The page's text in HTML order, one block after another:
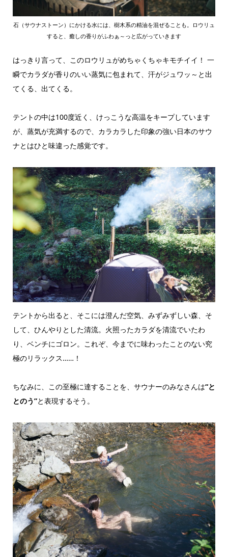
石（サウナストーン）にかける水には、樹木系の精油を混ぜることも。ロウリュ
すると、癒しの香りがふわぁ～っと広がっていきます
はっきり言って、このロウリュがめちゃくちゃキモチイイ！ 一
瞬でカラダが香りのいい蒸気に包まれて、汗がジュワッ～と出
てくる、出てくる。
テントの中は100度近く、けっこうな高温をキープしています
が、蒸気が充満するので、カラカラした印象の強い日本のサウ
ナとはひと味違った感覚です。
テントから出ると、そこには澄んだ空気、みずみずしい森、そ
して、ひんやりとした清流。火照ったカラダを清流でいたわ
り、ベンチにゴロン。これぞ、今までに味わったことのない究
極のリラックス……！
ちなみに、この至極に達することを、サウナーのみなさんは“と
とのう”と表現するそう。